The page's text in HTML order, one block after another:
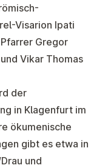
Visarion Ipati
Gregor
Vikar Thomas
der
in Klagenfurt im
ökumenische
gibt es etwa in
und